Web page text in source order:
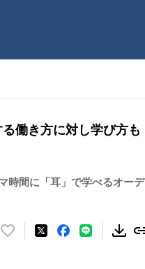
働き方に対し学び方も
時間に「耳」で学べるオーデ
い